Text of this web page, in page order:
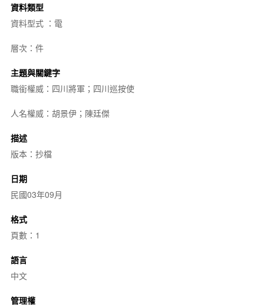
資料類型
資料型式 ：電
層次：件
主題與關鍵字
職銜權威：四川將軍；四川巡按使
人名權威：胡景伊；陳廷傑
描述
版本：抄檔
日期
民國03年09月
格式
頁數：1
語言
中文
管理權